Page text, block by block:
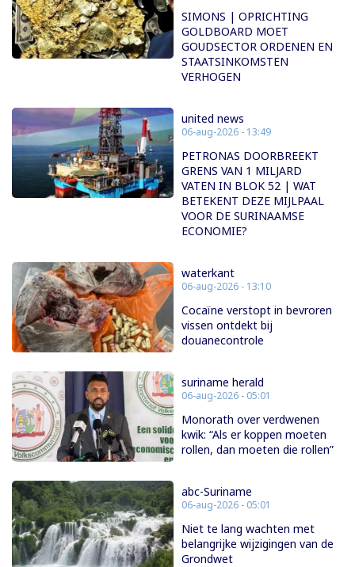
SIMONS | OPRICHTING
GOLDBOARD MOET
GOUDSECTOR ORDENEN EN
STAATSINKOMSTEN
VERHOGEN
united news
06-aug-2026 - 13:49
PETRONAS DOORBREEKT
GRENS VAN 1 MILJARD
VATEN IN BLOK 52 | WAT
BETEKENT DEZE MIJLPAAL
VOOR DE SURINAAMSE
ECONOMIE?
waterkant
06-aug-2026 - 13:10
Cocaïne verstopt in bevroren
vissen ontdekt bij
douanecontrole
suriname herald
06-aug-2026 - 05:01
Monorath over verdwenen
kwik: “Als er koppen moeten
rollen, dan moeten die rollen”
abc-Suriname
06-aug-2026 - 05:01
Niet te lang wachten met
belangrijke wijzigingen van de
Grondwet